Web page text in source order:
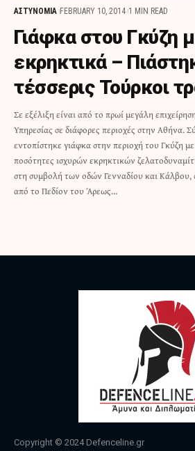
ΑΣΤΥΝΟΜΙΑ FEBRUARY 10, 2014 1 MIN READ
Γιάφκα στου Γκύζη
εκρηκτικά –
τέσσερις Τούρκοι
Σε εξέλιξη είναι από το πρωί μεγάλη
Υπηρεσίας σε διάφορες περιοχές στην Αθήνα.
εντοπίστηκε γιάφκα στην περιοχή του Γκύζη
ποσότητες ισχυρών εκρηκτικών
στη συμβολή των οδών Γενναδίου και Κάλβου,
από το Πεδίον του Άρεως…
Copyright © 2024 Defenceline.gr All